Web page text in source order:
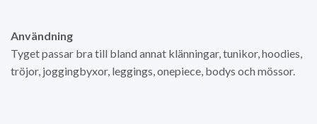
Användning
Tyget passar bra till bland annat klänningar, tunikor, hoodies,
tröjor, joggingbyxor, leggings, onepiece, bodys och mössor.